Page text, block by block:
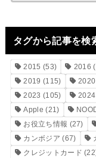
タグから記事を検
2015 (53) 2016
2019 (115) 2020
2023 (105) 2024
Apple (21)
お役立ち情報 (27)
カンボジア (67)
クレジットカード